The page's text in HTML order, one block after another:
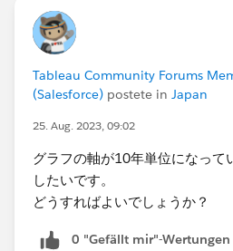
Tableau Community Forums
(Salesforce) postete in Japan
25. Aug. 2023, 09:02
グラフの軸が10年単位になって
したいです。
どうすればよいでしょうか？
0 "Gefällt mir"-Wertungen